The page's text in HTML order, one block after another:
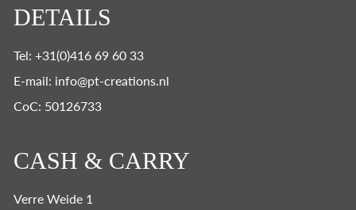
DETAILS
Tel: +31(0)416 69 60 33
E-mail: info@pt-creations.nl
CoC: 50126733
CASH & CARRY
Verre Weide 1